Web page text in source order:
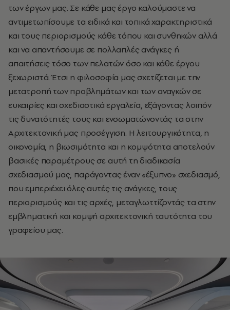
των έργων μας. Σε κάθε μας έργο καλούμαστε να
αντιμετωπίσουμε τα ειδικά και τοπικά χαρακτηριστικά
και τους περιορισμούς κάθε τόπου και συνθηκών αλλά
και να απαντήσουμε σε πολλαπλές ανάγκες ή
απαιτήσεις τόσο των πελατών όσο και κάθε έργου
ξεχωριστά. Έτσι η φιλοσοφία μας σχετίζεται με την
μετατροπή των προβλημάτων και των αναγκών σε
ευκαιρίες και σχεδιαστικά εργαλεία, εξάγοντας λοιπόν
τις δυνατότητές τους και ενσωματώνοντάς τα στην
Αρχιτεκτονική μας προσέγγιση. Η λειτουργικότητα, η
οικονομία, η βιωσιμότητα και η κομψότητα αποτελούν
βασικές παραμέτρους σε αυτή τη διαδικασία
σχεδιασμού μας, παράγοντας έναν «έξυπνο» σχεδιασμό,
που εμπεριέχει όλες αυτές τις ανάγκες, τους
περιορισμούς και τις αρχές, μεταγλωττίζοντάς τα στην
εμβληματική και κομψή αρχιτεκτονική ταυτότητα του
γραφείου μας.